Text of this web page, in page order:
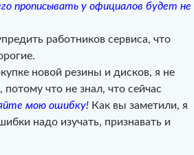
прописывать у официалов будет не
работников сервиса, что
новой резины и дисков, я не
потому что не знал, что сейчас
мою ошибку! Как вы заметили, я
надо изучать, признавать и